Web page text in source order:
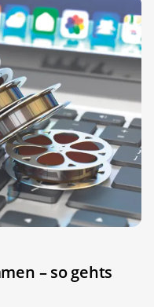
– so gehts